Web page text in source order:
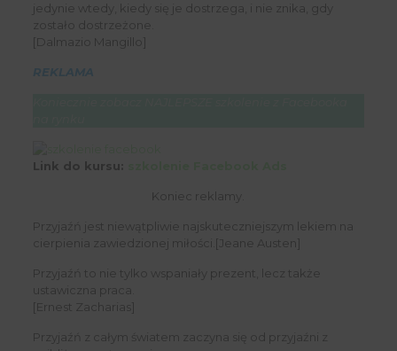
jedynie wtedy, kiedy się je dostrzega, i nie znika, gdy
zostało dostrzeżone.
[Dalmazio Mangillo]
REKLAMA
Link do kursu:
Koniec reklamy.
Przyjaźń jest niewątpliwie najskuteczniejszym lekiem na
cierpienia zawiedzionej miłości.[Jeane Austen]
Przyjaźń to nie tylko wspaniały prezent, lecz także
ustawiczna praca.
[Ernest Zacharias]
Przyjaźń z całym światem zaczyna się od przyjaźni z